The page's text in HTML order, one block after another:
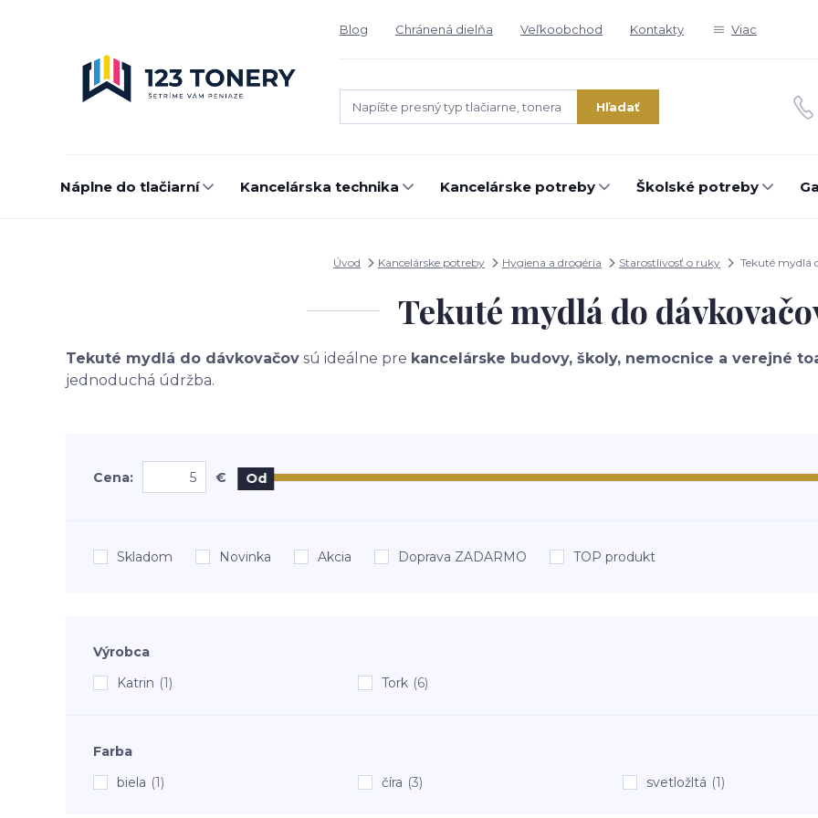
Blog Chránená dielňa Veľkoobchod Kontakty Viac
Hľadať
Náplne do tlačiarní Kancelárska technika Kancelárske potreby Školské potreby
Úvod Kancelárske potreby Hygiena a drogéria Starostlivosť o ruky Tekuté mydlá
Tekuté mydlá do
Tekuté mydlá do dávkovačov sú ideálne pre kancelárske budovy, školy, nemocnice a verejné
jednoduchá údržba.
Cena: € Od
Skladom Novinka Akcia Doprava ZADARMO TOP produkt
Výrobca
Katrin (1) Tork (6)
Farba
biela (1) číra (3) svetložltá (1)